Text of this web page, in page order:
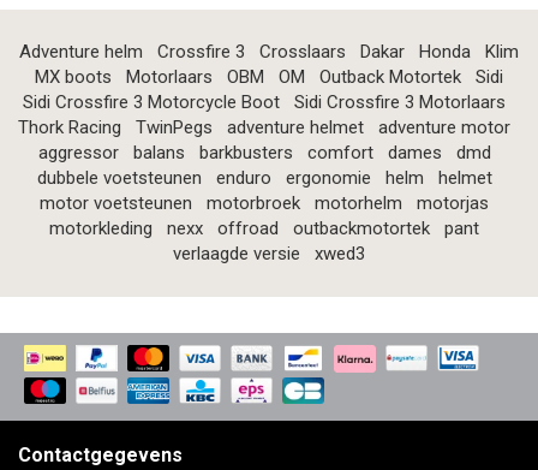
Adventure helm Crossfire 3 Crosslaars Dakar Honda
Klim
MX boots
Motorlaars OBM OM Outback Motortek
Sidi
Sidi Crossfire 3 Motorcycle Boot
Sidi Crossfire 3 Motorlaars
Thork Racing
TwinPegs adventure helmet
adventure motor
aggressor
balans barkbusters comfort dames
dmd
dubbele voetsteunen
enduro ergonomie helm
helmet
motor voetsteunen
motorbroek motorhelm
motorjas
motorkleding
nexx offroad outbackmotortek
pant
verlaagde versie
xwed3
Contactgegevens